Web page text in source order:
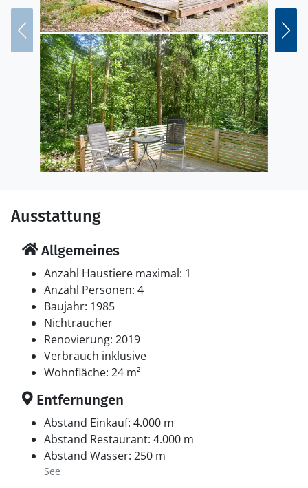
oder einer Radtour. Lassen Sie sich von der Schönheit
der Landschaft verzaubern, erkunden Sie die Wälder
und bestaunen Sie die Gewässer dieser einzigartigen
Region.
Ausstattung
Allgemeines
Anzahl Haustiere maximal: 1
Anzahl Personen: 4
Baujahr: 1985
Nichtraucher
Renovierung: 2019
Verbrauch inklusive
Wohnfläche: 24 m²
Entfernungen
Abstand Einkauf: 4.000 m
Abstand Restaurant: 4.000 m
Abstand Wasser: 250 m
See